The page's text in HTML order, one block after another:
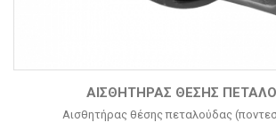
ΑΙΣΘΗΤΉΡΑΣ ΘΈΣΗΣ
Αισθητήρας θέσης πεταλούδας